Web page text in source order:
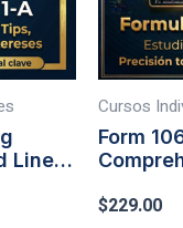
Line-
Cursos
Form
$229.00